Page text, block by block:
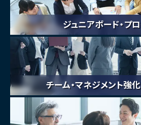
ジュニアボード・プ
チーム・マネジメント強